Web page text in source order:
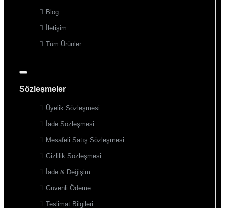
Blog
İletişim
Tüm Ürünler
Sözleşmeler
Üyelik Sözleşmesi
İade Sözleşmesi
Mesafeli Satış Sözleşmesi
Gizlilik Sözleşmesi
İade & Değişim
Güvenli Ödeme
Teslimat Bilgileri